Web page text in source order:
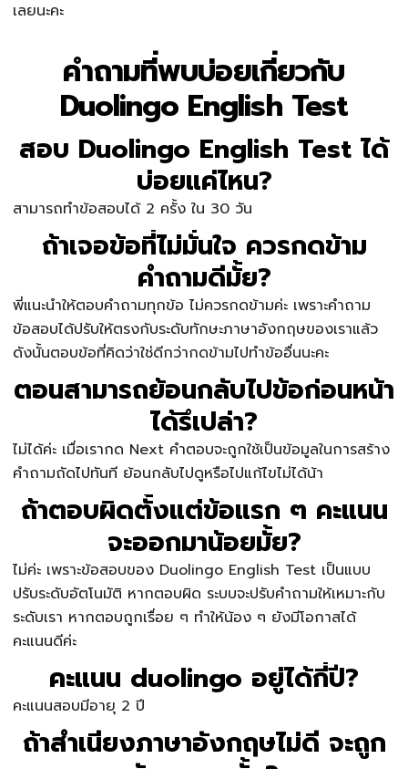
เลยนะคะ
คำถามที่พบบ่อยเกี่ยวกับ
Duolingo English Test
สอบ Duolingo English Test ได้
บ่อยแค่ไหน?
สามารถทำข้อสอบได้ 2 ครั้ง ใน 30 วัน
ถ้าเจอข้อที่ไม่มั่นใจ ควรกดข้าม
คำถามดีมั้ย?
พี่แนะนำให้ตอบคำถามทุกข้อ ไม่ควรกดข้ามค่ะ เพราะคำถาม
ข้อสอบได้ปรับให้ตรงกับระดับทักษะภาษาอังกฤษของเราแล้ว
ดังนั้นตอบข้อที่คิดว่าใช่ดีกว่ากดข้ามไปทำข้ออื่นนะคะ
ตอนสามารถย้อนกลับไปข้อก่อนหน้า
ได้รึเปล่า?
ไม่ได้ค่ะ เมื่อเรากด Next คำตอบจะถูกใช้เป็นข้อมูลในการสร้าง
คำถามถัดไปทันที ย้อนกลับไปดูหรือไปแก้ไขไม่ได้น้า
ถ้าตอบผิดตั้งแต่ข้อแรก ๆ คะแนน
จะออกมาน้อยมั้ย?
ไม่ค่ะ เพราะข้อสอบของ Duolingo English Test เป็นแบบ
ปรับระดับอัตโนมัติ หากตอบผิด ระบบจะปรับคำถามให้เหมาะกับ
ระดับเรา หากตอบถูกเรื่อย ๆ ทำให้น้อง ๆ ยังมีโอกาสได้
คะแนนดีค่ะ
คะแนน duolingo อยู่ได้กี่ปี?
คะแนนสอบมีอายุ 2 ปี
ถ้าสำเนียงภาษาอังกฤษไม่ดี จะถูก